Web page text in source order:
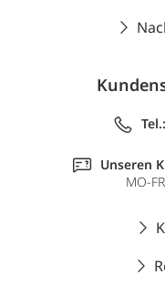
Tel.:
Unseren
MO-